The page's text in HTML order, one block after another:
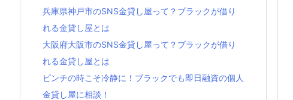
兵庫県神戸市のSNS金貸し屋って？ブラックが借り
れる金貸し屋とは
大阪府大阪市のSNS金貸し屋って？ブラックが借り
れる金貸し屋とは
ピンチの時こそ冷静に！ブラックでも即日融資の個人
金貸し屋に相談！